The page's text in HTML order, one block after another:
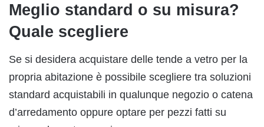
Meglio standard o su misura?
Quale scegliere
Se si desidera acquistare delle tende a vetro per la
propria abitazione è possibile scegliere tra soluzioni
standard acquistabili in qualunque negozio o catena
d’arredamento oppure optare per pezzi fatti su